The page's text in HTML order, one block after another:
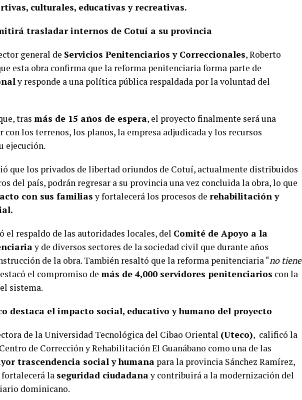
culturales, educativas y recreativas.
trasladar internos de Cotuí a su provincia
general de Servicios Penitenciarios y Correccionales, Roberto
esta obra confirma que la reforma penitenciaria forma parte de
y responde a una política pública respaldada por la voluntad del
tras más de 15 años de espera, el proyecto finalmente será una
con los terrenos, los planos, la empresa adjudicada y los recursos
ejecución.
que los privados de libertad oriundos de Cotuí, actualmente distribuidos
del país, podrán regresar a su provincia una vez concluida la obra, lo que
con sus familiasy fortalecerá los procesos de rehabilitación y
el respaldo de las autoridades locales, del Comité de Apoyo a la
y de diversos sectores de la sociedad civil que durante años
de la obra. También resaltó que la reforma penitenciaria “no tiene
el compromiso de más de 4,000 servidores penitenciarios con la
sistema.
destaca el impacto social, educativo y humano del proyecto
de la Universidad Tecnológica del Cibao Oriental (Uteco), calificó la
de Corrección y Rehabilitación El Guanábano como una de las
trascendencia social y humana para la provincia Sánchez Ramírez,
la seguridad ciudadanay contribuirá a la modernización del
dominicano.